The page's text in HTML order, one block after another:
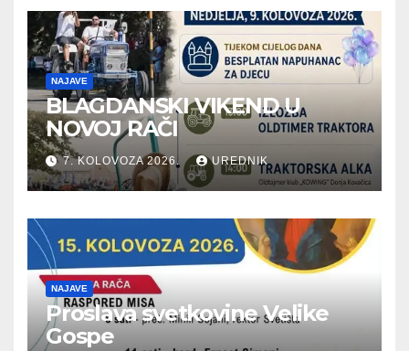
NAJAVE
BLAGDANSKI VIKEND U
NOVOJ RAČI
7. KOLOVOZA 2026. UREDNIK
NAJAVE
Proslava svetkovine Velike
Gospe